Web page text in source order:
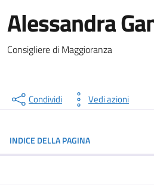
Alessandra
Consigliere di Maggioranza
Condividi Vedi azioni
INDICE DELLA PAGINA